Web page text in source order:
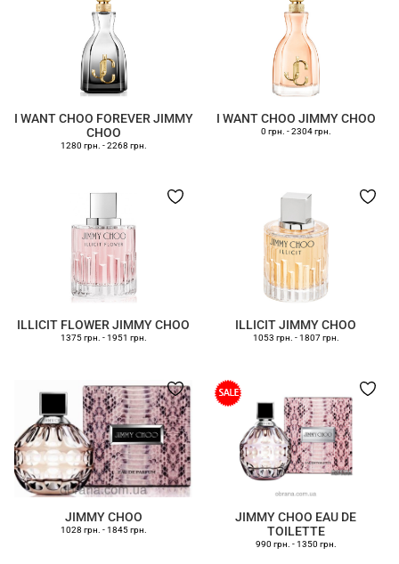
I WANT CHOO FOREVER JIMMY
CHOO
1280 грн. -2268 грн.
I WANT CHOO JIMMY CHOO
0 грн. -2304 грн.
ILLICIT FLOWER JIMMY CHOO
1375 грн. -1951 грн.
ILLICIT JIMMY CHOO
1053 грн. -1807 грн.
JIMMY CHOO
1028 грн. -1845 грн.
JIMMY CHOO EAU DE
TOILETTE
990 грн. -1350 грн.